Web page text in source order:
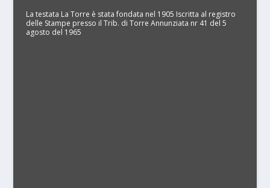
La testata La Torre è stata fondata nel 1905 Iscritta al registro
delle Stampe presso il Trib. di Torre Annunziata nr 41 del 5
agosto del 1965